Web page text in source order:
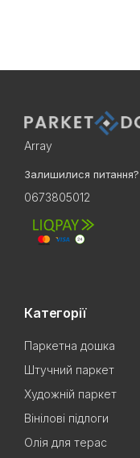
Array
Залишилися
0673805012
Категорії
Паркетна дошка
Штучний паркет
Художній паркет
Вінілові підлоги
Олія для терас